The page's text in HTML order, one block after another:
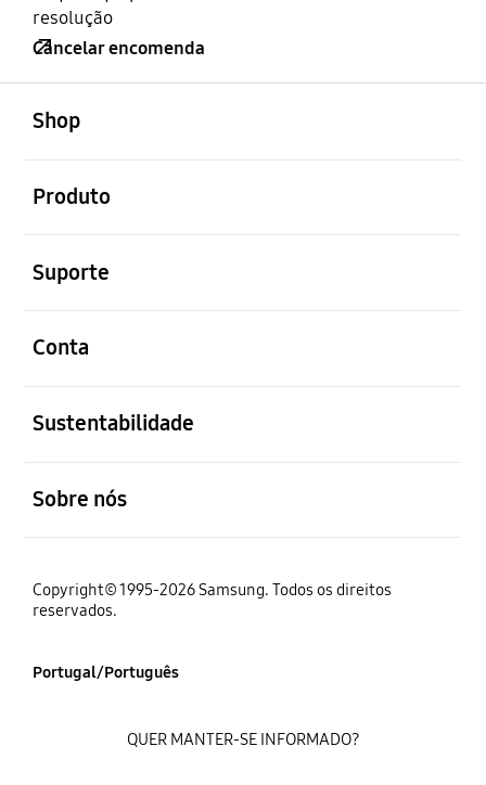
resolução
Cancelar encomenda
Shop
Produto
Suporte
Conta
Sustentabilidade
Sobre nós
Copyright© 1995-2026 Samsung. Todos os direitos
reservados.
Portugal/Português
QUER MANTER-SE INFORMADO?